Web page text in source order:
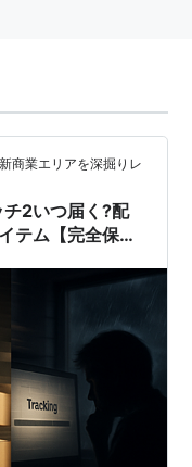
商業エリアを深掘りレ
チ2いつ届く?配
テム【完全保存